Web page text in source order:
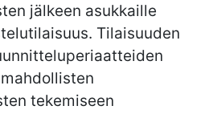
jälkeen asukkaille
Tilaisuuden
tekemiseen